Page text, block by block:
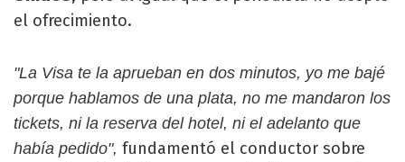
el ofrecimiento.
"La Visa te la aprueban en dos minutos, yo me bajé
porque hablamos de una plata, no me mandaron los
tickets, ni la reserva del hotel, ni el adelanto que
había pedido", fundamentó el conductor sobre